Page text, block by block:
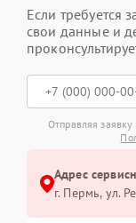
Если требуется
свои данные и
Отправляя
Адрес
г. Пермь, ул.